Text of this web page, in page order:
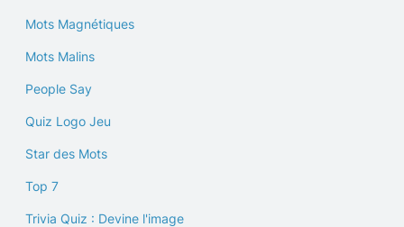
Mots Magnétiques
Mots Malins
People Say
Quiz Logo Jeu
Star des Mots
Top 7
Trivia Quiz : Devine l'image